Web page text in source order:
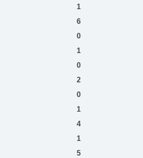
1
6
0
1
0
2
0
1
4
1
5